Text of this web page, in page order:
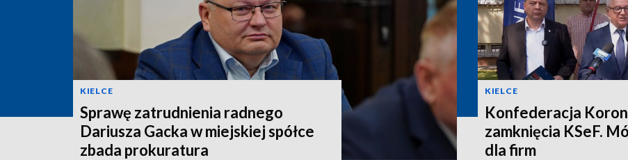
KIELCE
Sprawę zatrudnienia radnego
Dariusza Gacka w miejskiej spółce
zbada prokuratura
KIELCE
Konfederacja
zamknięcia KSeF.
dla firm